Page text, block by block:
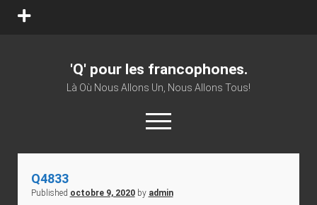
open
'Q' pour les francophones.
Là Où Nous Allons Un, Nous Allons Tous!
open
menu
Q4833
Published octobre 9, 2020by admin